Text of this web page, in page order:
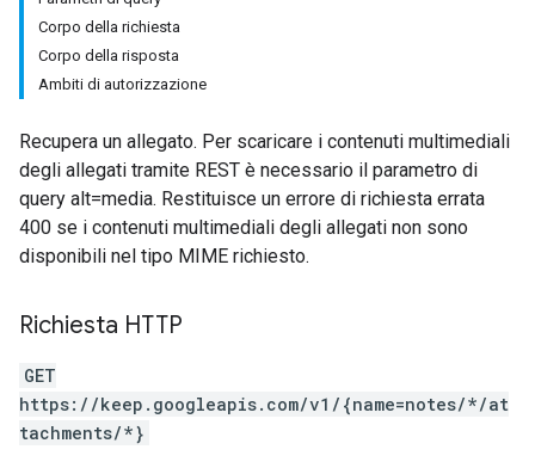
Corpo della richiesta
Corpo della risposta
Ambiti di autorizzazione
Recupera un allegato. Per scaricare i contenuti multimediali
degli allegati tramite REST è necessario il parametro di
query alt=media. Restituisce un errore di richiesta errata
400 se i contenuti multimediali degli allegati non sono
disponibili nel tipo MIME richiesto.
Richiesta HTTP
GET
https://keep.googleapis.com/v1/{name=notes/*/at
tachments/*}